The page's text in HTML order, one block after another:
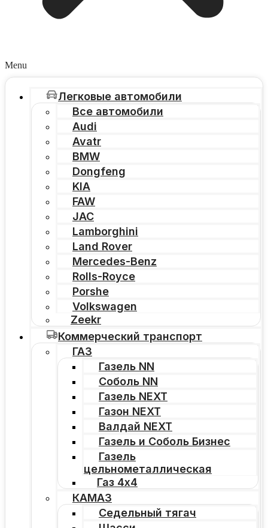
Menu
Легковые автомобили
Все автомобили
Audi
Avatr
BMW
Dongfeng
KIA
FAW
JAC
Lamborghini
Land Rover
Mercedes-Benz
Rolls-Royce
Porshe
Volkswagen
Zeekr
Коммерческий транспорт
ГАЗ
Газель NN
Соболь NN
Газель NEXT
Газон NEXT
Валдай NEXT
Газель и Соболь Бизнес
Газель
цельнометаллическая
Газ 4х4
КАМАЗ
Седельный тягач